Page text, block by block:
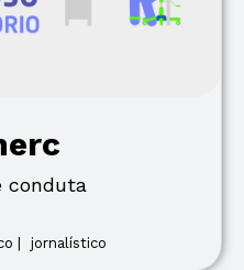
conduta
| jornalístico